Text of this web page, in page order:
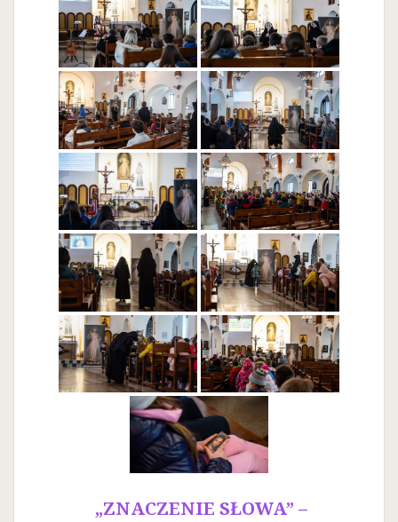
„ZNACZENIE SŁOWA” –